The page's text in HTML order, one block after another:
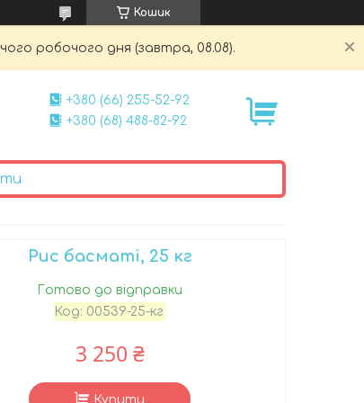
Кошик
робочого дня (завтра, 08.08).
+380 (66) 255-52-92
+380 (68) 488-82-92
Рис басматі, 25 кг
Готово до відправки
Код: 00539-25-кг
3 250 ₴
Купити